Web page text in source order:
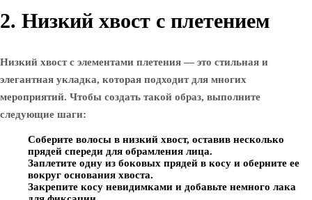
2. Низкий хвост с плетением
Низкий хвост с элементами плетения — это стильная и
элегантная укладка, которая подходит для многих
мероприятий. Чтобы создать такой образ, выполните
следующие шаги:
Соберите волосы в низкий хвост, оставив несколько
прядей спереди для обрамления лица.
Заплетите одну из боковых прядей в косу и оберните ее
вокруг основания хвоста.
Закрепите косу невидимками и добавьте немного лака